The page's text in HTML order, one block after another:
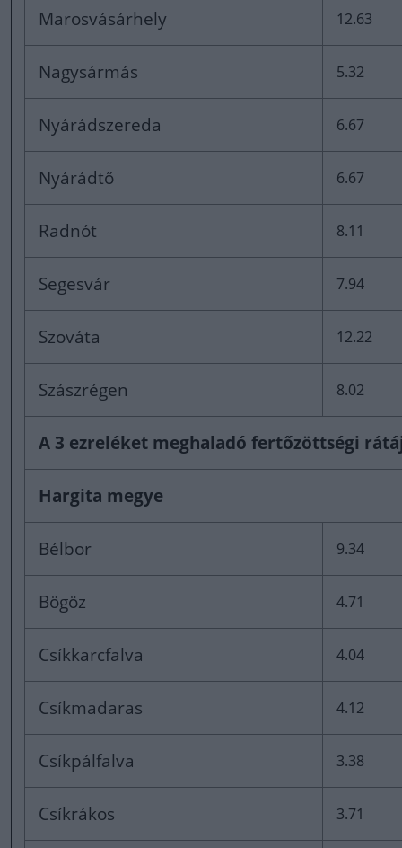
Marosvásárhely 12.63
Nagysármás 5.32
Nyárádszereda 6.67
Nyárádtő 6.67
Radnót 8.11
Segesvár 7.94
Szováta 12.22
Szászrégen 8.02
A 3 ezreléket meghaladó fertőzöttségi
Hargita megye
Bélbor 9.34
Bögöz 4.71
Csíkkarcfalva 4.04
Csíkmadaras 4.12
Csíkpálfalva 3.38
Csíkrákos 3.71